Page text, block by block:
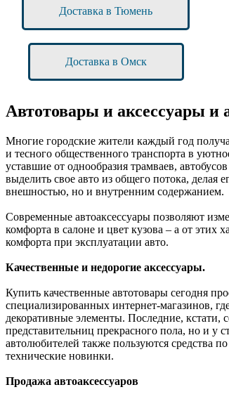
Доставка в Тюмень
Доставка в Омск
Автотовары и аксессуары
Многие городские жители каждый год
и тесного общественного транспорта в
уставшие от однообразия трамваев,
выделить свое авто из общего потока, делая
внешностью, но и внутренним содержанием.
Современные автоаксессуары позволяют
комфорта в салоне и цвет кузова – а от этих
комфорта при эксплуатации авто.
Качественные и недорогие аксессуары.
Купить качественные автотовары сегодня
специализированных интернет-магазинов,
декоративные элементы. Последние, кстати,
представительниц прекрасного пола, но и
автолюбителей также пользуются средства
технические новинки.
Продажа автоаксессуаров